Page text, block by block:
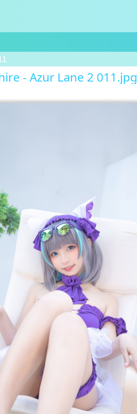
- Azur Lane 2 011.jpg